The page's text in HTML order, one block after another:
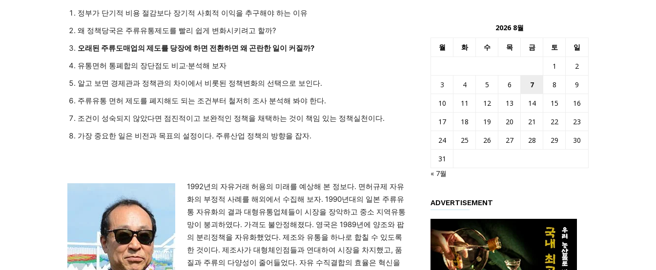
정부가 단기적 비용 절감보다 장기적 사회적 이익을 추구해야 하는 이유
왜 정책당국은 주류유통제도를 빨리 쉽게 변화시키려고 할까?
오래된 주류도매업의 제도를 당장에 하면 전환하면 왜 곤란한 일이 커질까?
유통면허 통폐합의 장단점도 비교·분석해 보자
알고 보면 경제관과 정책관의 차이에서 비롯된 정책변화의 선택으로 보인다.
주류유통 면허 제도를 폐지해도 되는 조건부터 철저히 조사 분석해 봐야 한다.
조건이 성숙되지 않았다면 점진적이고 보완적인 정책을 채택하는 것이 책임 있는 정책실천이다.
가장 중요한 일은 비전과 목표의 설정이다. 주류산업 정책의 방향을 잡자.
1992년의 자유거래 허용의 미래를 예상해 본 정보다. 면허규제 자유
화의 부정적 사례를 해외에서 수집해 보자. 1990년대의 일본 주류유
통 자유화의 결과 대형유통업체들이 시장을 장악하고 중소 지역유통
망이 붕괴하였다. 가격도 불안정해졌다. 영국은 1989년에 양조와 팝
의 분리정책을 자유화했었다. 제조와 유통을 하나로 합칠 수 있도록
한 것이다. 제조사가 대형체인점들과 연대하여 시장을 차지했고, 품
질과 주류의 다양성이 줄어들었다. 자유 수직결합의 효율은 혁신을
2026 8월
월 화 수 목 금 토 일
1
2
3
4 5 6 7 8
9
10
11 12 13 14 15
16
17
18 19 20 21 22
23
24
25 26 27 28 29
30
31
« 7월
ADVERTISEMENT